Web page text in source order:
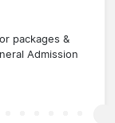
packages &
Admission